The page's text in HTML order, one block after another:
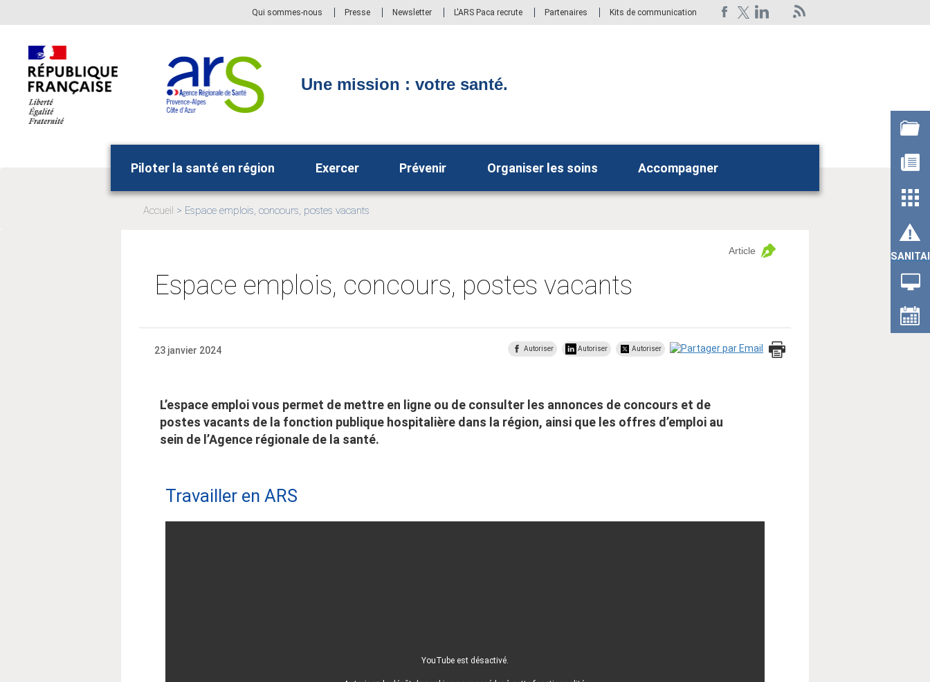
principal,
Qui sommes-nous Presse Newsletter L'ARS Paca recrute Partenaires Kits de communication
Une mission : votre santé.
Piloter la santé en région Exercer Prévenir Organiser les soins Accompagner
Accueil
Espace emplois, concours, postes vacants
Espace emplois, concours, postes vacants
Article
23 janvier 2024 Autoriser Autoriser Autoriser
L’espace emploi vous permet de mettre en ligne ou de consulter les annonces de concours et de
postes vacants de la fonction publique hospitalière dans la région, ainsi que les offres d’emploi au
sein de l’Agence régionale de la santé.
Travailler en ARS
YouTube est désactivé.